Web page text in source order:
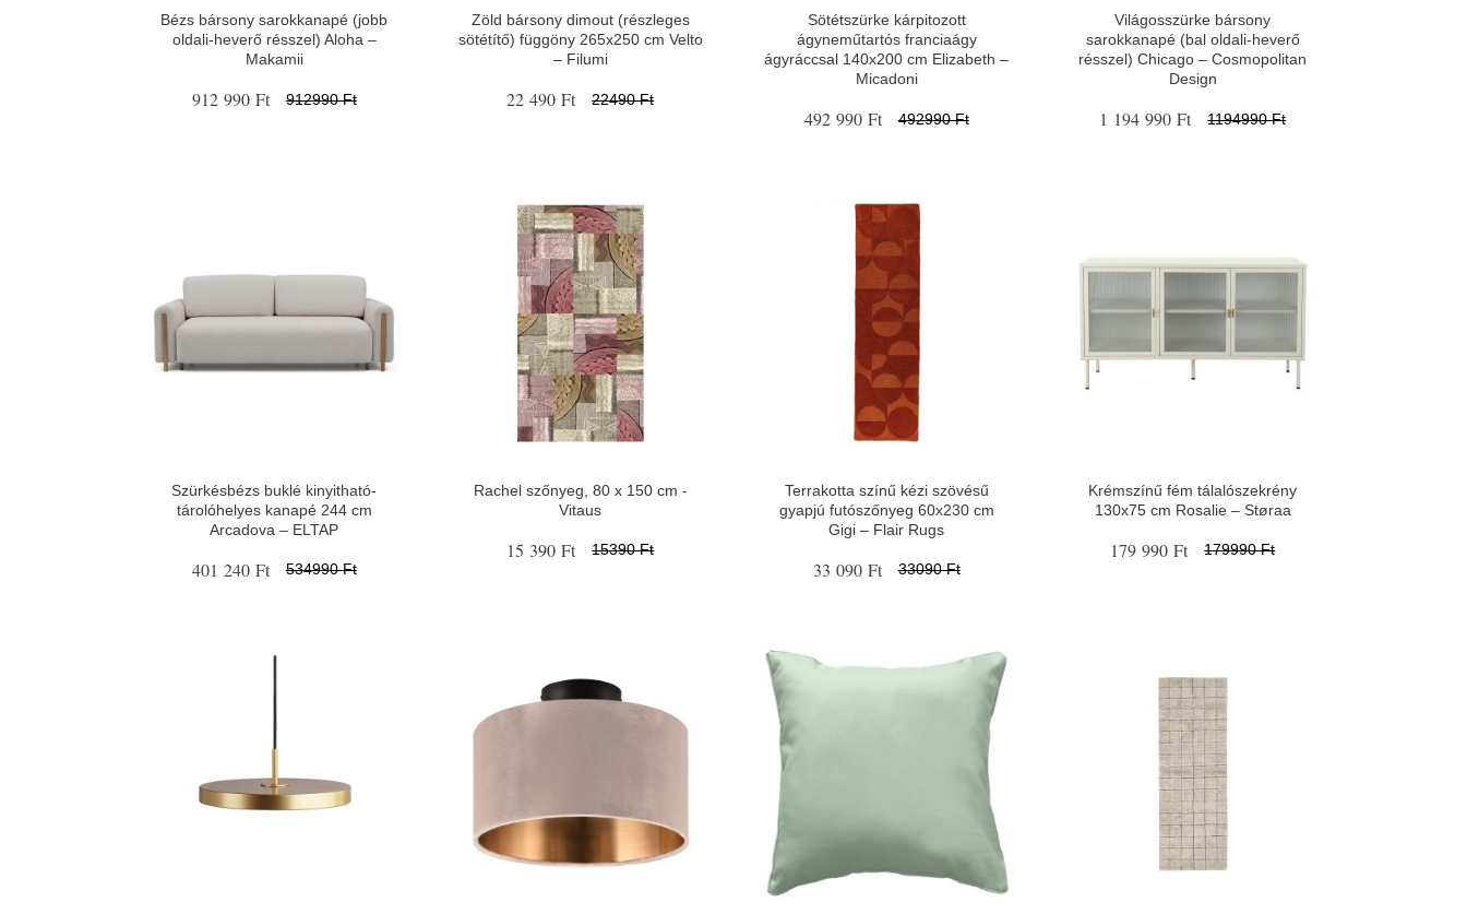
Bézs bársony sarokkanapé (jobb
oldali-heverő résszel) Aloha –
Makamii
912 990 Ft 912990 Ft
Zöld bársony dimout (részleges
sötétítő) függöny 265x250 cm Velto
– Filumi
22 490 Ft 22490 Ft
Sötétszürke kárpitozott
ágyneműtartós franciaágy
ágyráccsal 140x200 cm Elizabeth –
Micadoni
492 990 Ft 492990 Ft
Világosszürke bársony
sarokkanapé (bal oldali-heverő
résszel) Chicago – Cosmopolitan
Design
1 194 990 Ft 1194990 Ft
Szürkésbézs buklé kinyitható-
tárolóhelyes kanapé 244 cm
Arcadova – ELTAP
401 240 Ft 534990 Ft
Rachel szőnyeg, 80 x 150 cm -
Vitaus
15 390 Ft 15390 Ft
Terrakotta színű kézi szövésű
gyapjú futószőnyeg 60x230 cm
Gigi – Flair Rugs
33 090 Ft 33090 Ft
Krémszínű fém tálalószekrény
130x75 cm Rosalie – Støraa
179 990 Ft 179990 Ft